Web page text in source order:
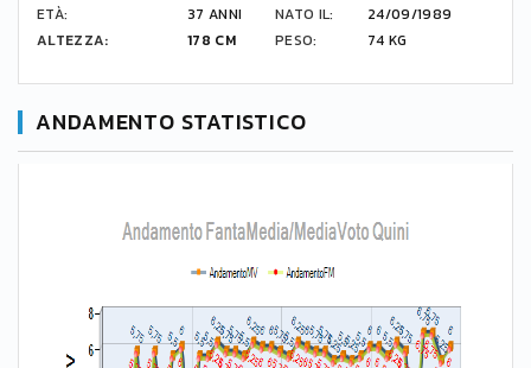
ETÀ:
37 ANNI NATO IL:
24/09/1989
ALTEZZA:
178 CM PESO: 74 KG
ANDAMENTO STATISTICO